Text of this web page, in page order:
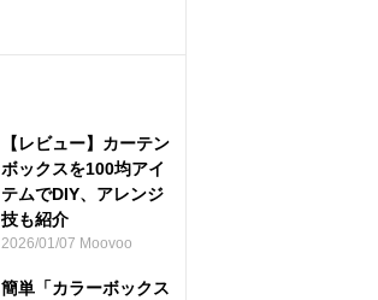
【レビュー】カーテン
ボックスを100均アイ
テムでDIY、アレンジ
技も紹介
2026/01/07 Moovoo
簡単「カラーボックス